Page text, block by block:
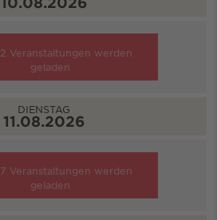
2 Veranstaltungen werden
geladen
DIENSTAG
11.08.2026
7 Veranstaltungen werden
geladen